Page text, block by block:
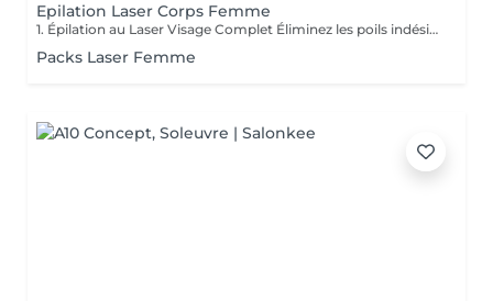
Epilation Laser Corps Femme
1. Épilation au Laser Visage Complet Éliminez les poils indésirables du visage grâce à notre épilation au laser sûre et efficace. Nous traitons des zones telles que la lèvre supérieure, le menton, le front et les favoris, pour une peau plus lisse et uniforme. Idéal pour des résultats durables sans irritation. 2. Épilation au Laser Lèvre Supérieure Dites adieu au duvet avec notre épilation au laser ! Un traitement rapide, indolore et efficace pour éliminer les poils indésirables et réduire leur repousse, laissant votre peau douce et sans taches causées par d'autres méthodes d'épilation. 3. Épilation au Laser Aisselles Obtenez des aisselles douces et sans taches grâce à l'épilation au laser ! Ce traitement élimine progressivement les poils indésirables et réduit la nécessité d'une épilation fréquente, offrant confort et praticité au quotidien. 4. Épilation au Laser Bras Complets Dites adieu aux poils sur les bras avec notre technologie d'épilation au laser. Le traitement est sûr et efficace, garantissant une peau lisse et sans irritation causée par les rasoirs ou la cire. 5. Épilation au Laser Demi-Jambes Éliminez les poils de la partie inférieure des jambes avec l'épilation au laser et obtenez une peau lisse plus longtemps. Ce traitement réduit progressivement la repousse des poils, garantissant confort et praticité. 6. Épilation au Laser Jambes Complètes La solution idéale pour des jambes parfaitement lisses ! Notre épilation au laser élimine les poils des cuisses jusqu'aux pieds, garantissant une peau douce et sans irritation. Dites adieu à la cire et aux rasoirs ! 7. Épilation au Laser Maillot Complet Obtenez une peau douce et sans irritation avec l'épilation au laser du maillot complet. Cette méthode moderne élimine les poils de manière progressive, offrant confort et praticité au quotidien. 8. Épilation au Laser Ligne du Maillot Idéal pour celles qui souhaitent garder cette zone soignée sans douleur. L'épilation au laser de la ligne du maillot réduit la repousse des poils et prévient les irritations causées par les méthodes traditionnelles. 9. Épilation au Laser Fesses Éliminez les poils indésirables de la zone des fesses en toute sécurité et efficacité. L'épilation au laser garantit une peau lisse et douce, sans les désagréments des autres méthodes
Packs Laser Femme